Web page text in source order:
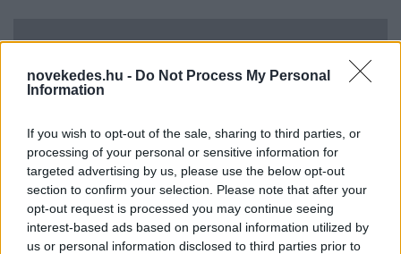
novekedes.hu - Do Not Process My Personal
Information
If you wish to opt-out of the sale, sharing to third parties, or
processing of your personal or sensitive information for
targeted advertising by us, please use the below opt-out
section to confirm your selection. Please note that after your
opt-out request is processed you may continue seeing
interest-based ads based on personal information utilized by
us or personal information disclosed to third parties prior to
Minden idők legjövedelmezőbbje és
legdrágábbja volt az amerikai foci vb -
gyorsmérleg
2026. júl. 20.